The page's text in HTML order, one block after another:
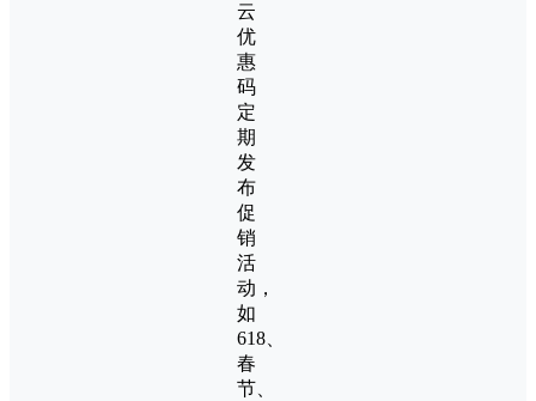
云
优
惠
码
定
期
发
布
促
销
活
动，
如
618、
春
节、